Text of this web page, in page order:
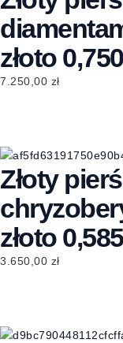
złoto
7.250,00 zł
Złoty
złoto
3.650,00 zł